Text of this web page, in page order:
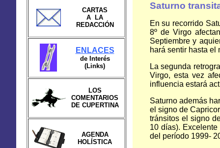
CARTAS
A LA
REDACCIÓN
ENLACES
de Interés
(Links)
LOS
COMENTARIOS
DE CUPERTINA
AGENDA
HOLÍSTICA
Saturno
En su recorrido
8º de Virgo
Septiembre y
hará sentir hasta el
La segunda
Virgo, esta vez
influencia estará
Saturno además
el signo de
tránsitos el signo
10 días).
del período 1999-